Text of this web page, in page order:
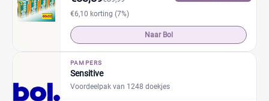
€6,10 korting (7%)
Naar Bol
PAMPERS
Sensitive
Voordeelpak van 1248 doekjes